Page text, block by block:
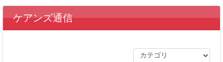
ケアンズ通信